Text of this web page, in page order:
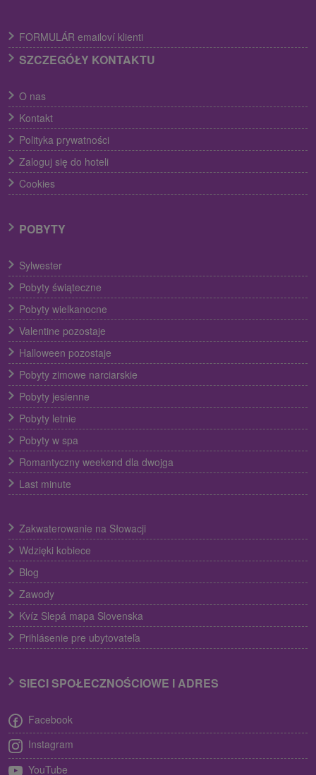
FORMULÁR emailoví klienti
SZCZEGÓŁY KONTAKTU
O nas
Kontakt
Polityka prywatności
Zaloguj się do hoteli
Cookies
POBYTY
Sylwester
Pobyty świąteczne
Pobyty wielkanocne
Valentine pozostaje
Halloween pozostaje
Pobyty zimowe narciarskie
Pobyty jesienne
Pobyty letnie
Pobyty w spa
Romantyczny weekend dla dwojga
Last minute
Zakwaterowanie na Słowacji
Wdzięki kobiece
Blog
Zawody
Kvíz Slepá mapa Slovenska
Prihlásenie pre ubytovateľa
SIECI SPOŁECZNOŚCIOWE I ADRES
Facebook
Instagram
YouTube